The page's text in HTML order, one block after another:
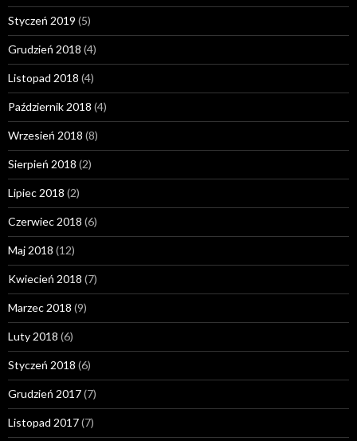
Styczeń 2019 (5)
Grudzień 2018 (4)
Listopad 2018 (4)
Październik 2018 (4)
Wrzesień 2018 (8)
Sierpień 2018 (2)
Lipiec 2018 (2)
Czerwiec 2018 (6)
Maj 2018 (12)
Kwiecień 2018 (7)
Marzec 2018 (9)
Luty 2018 (6)
Styczeń 2018 (6)
Grudzień 2017(7)
Listopad 2017(7)